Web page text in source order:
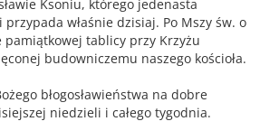
Ksoniu, którego jedenasta
właśnie dzisiaj. Po Mszy św. o
pamiątkowej tablicy przy Krzyżu
budowniczemu naszego kościoła.
błogosławieństwa na dobre
niedzieli i całego tygodnia.